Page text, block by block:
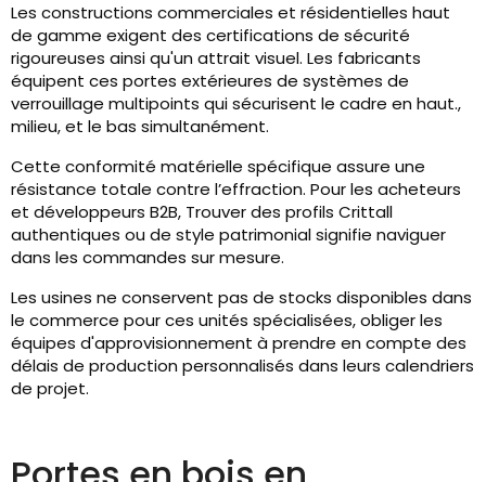
Les constructions commerciales et résidentielles haut
de gamme exigent des certifications de sécurité
rigoureuses ainsi qu'un attrait visuel. Les fabricants
équipent ces portes extérieures de systèmes de
verrouillage multipoints qui sécurisent le cadre en haut.,
milieu, et le bas simultanément.
Cette conformité matérielle spécifique assure une
résistance totale contre l’effraction. Pour les acheteurs
et développeurs B2B, Trouver des profils Crittall
authentiques ou de style patrimonial signifie naviguer
dans les commandes sur mesure.
Les usines ne conservent pas de stocks disponibles dans
le commerce pour ces unités spécialisées, obliger les
équipes d'approvisionnement à prendre en compte des
délais de production personnalisés dans leurs calendriers
de projet.